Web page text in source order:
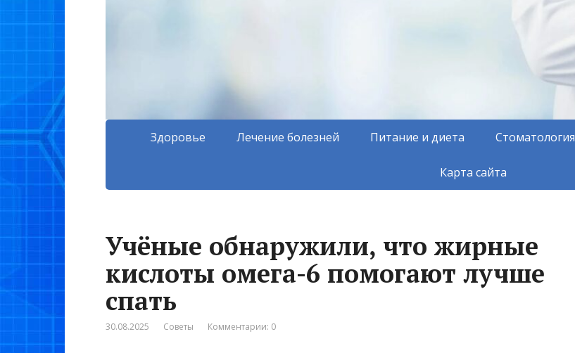
Здоровье Лечение болезней Питание и диета Стоматология
Карта сайта
Учёные обнаружили, что жирные
кислоты омега-6 помогают лучше
спать
30.08.2025 Советы Комментарии: 0